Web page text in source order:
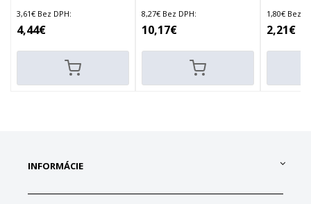
3,61€ Bez DPH:
4,44€
8,27€ Bez DPH:
10,17€
1,80€ Bez
2,21€
INFORMÁCIE